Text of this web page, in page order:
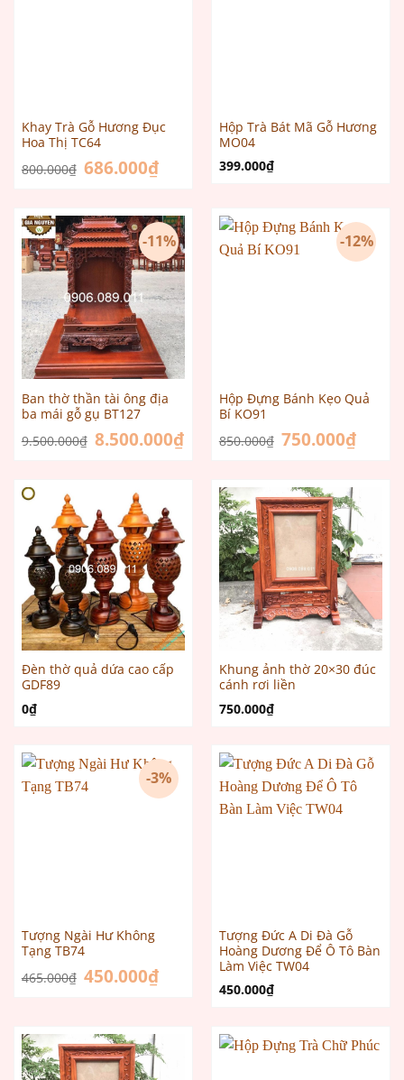
Khay Trà Gỗ Hương Đục
Hoa Thị TC64
800.000₫ Giá
gốc
686.000₫Giá
hiện
686.000₫.
Hộp Trà Bát Mã Gỗ Hương
MO04
399.000₫
-11%
Ban thờ thần tài ông địa
ba mái gỗ gụ BT127
9.500.000₫ Giá
gốc
8.500.000₫Giá
hiện
8.500.000₫.
-12%
Hộp Đựng Bánh Kẹo Quả
Bí KO91
850.000₫ Giá
gốc
750.000₫Giá
hiện
Đèn thờ quả dứa cao cấp
GDF89
0₫
Khung ảnh thờ 20×30 đúc
cánh rơi liền
750.000₫
-3%
Tượng Ngài Hư Không
Tạng TB74
465.000₫ Giá
gốc
450.000₫Giá
hiện
Tượng Đức A Di Đà Gỗ
Hoàng Dương Để Ô Tô Bàn
Làm Việc TW04
450.000₫